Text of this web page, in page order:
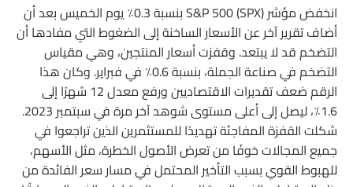
انخفض مؤشر S&P 500 (SPX) بنسبة 0.3٪ يوم الخميس بعد أن
أضاف تقرير آخر عن الأسعار الساخنة إلى الضغوط التي مفادها أن
التضخم قد لا يبتعد. وقفزت أسعار المنتجين، وهي مقياس
التضخم في صناعة الجملة، بنسبة 0.6٪ في فبراير. وكان هذا
الرقم ضعف تقديرات الاقتصاديين ورفع معدل 12 شهرًا إلى
1.6٪، ليصل إلى أعلى مستوى شوهد آخر مرة في سبتمبر 2023.
شكلت القفزة المفاجئة تهديدًا للمستثمرين الذين تراجعوا في
جميع المجالات خوفًا من تعرض الأصول الخطرة، مثل الأسهم،
للهبوط القوي بسبب التأخير المحتمل في مسار سعر الفائدة من